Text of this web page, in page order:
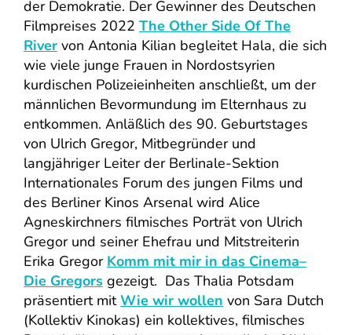
der Demokratie. Der Gewinner des Deutschen
Filmpreises 2022 The Other Side Of The
River von Antonia Kilian begleitet Hala, die sich
wie viele junge Frauen in Nordostsyrien
kurdischen Polizeieinheiten anschließt, um der
männlichen Bevormundung im Elternhaus zu
entkommen. Anläßlich des 90. Geburtstages
von Ulrich Gregor, Mitbegründer und
langjähriger Leiter der Berlinale-Sektion
Internationales Forum des jungen Films und
des Berliner Kinos Arsenal wird Alice
Agneskirchners filmisches Porträt von Ulrich
Gregor und seiner Ehefrau und Mitstreiterin
Erika Gregor Komm mit mir in das Cinema–
Die Gregors gezeigt. Das Thalia Potsdam
präsentiert mitWie wir wollen von Sara Dutch
(Kollektiv Kinokas) ein kollektives, filmisches